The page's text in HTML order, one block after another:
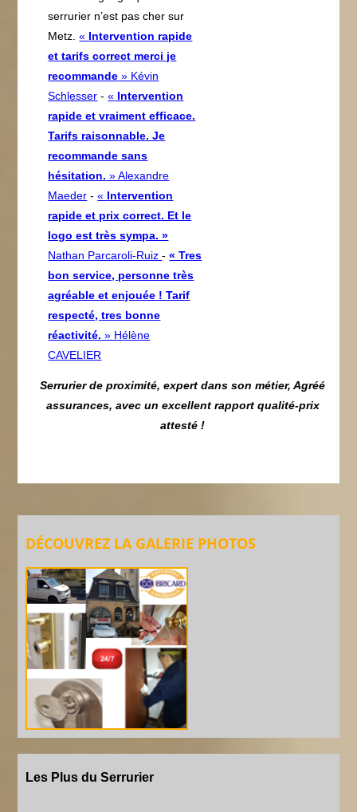
serrurier n’est pas cher sur
Metz.« Intervention rapide
et tarifs correct merci je
recommande » Kévin
Schlesser -« Intervention
rapide et vraiment efficace.
Tarifs raisonnable. Je
recommande sans
hésitation. » Alexandre
Maeder -« Intervention
rapide et prix correct. Et le
logo est très sympa. »
Nathan Parcaroli-Ruiz-« Tres
bon service, personne très
agréable et enjouée ! Tarif
respecté, tres bonne
réactivité. » Hélène
CAVELIER
Serrurier de proximité, expert dans son métier, Agréé
assurances, avec un excellent rapport qualité-prix
attesté !
DÉCOUVREZ LA GALERIE PHOTOS
Les Plus du Serrurier